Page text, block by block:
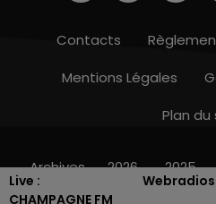
Live :
CHAMPAGNE FM
Webradios
16h00 -
Contacts
Mentions Légales
Plan du
Archives 2026 2025